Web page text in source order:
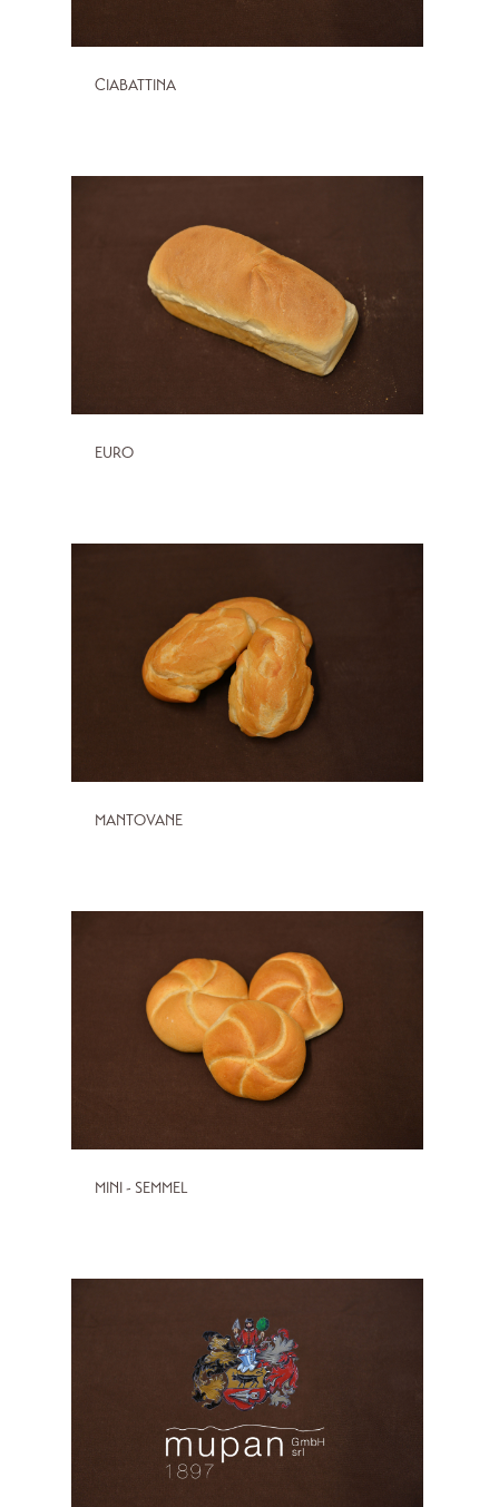
CIABATTINA
EURO
MANTOVANE
MINI - SEMMEL